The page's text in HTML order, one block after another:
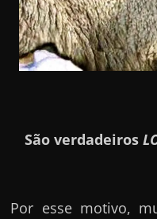
São verdadeiros
Por esse motivo,